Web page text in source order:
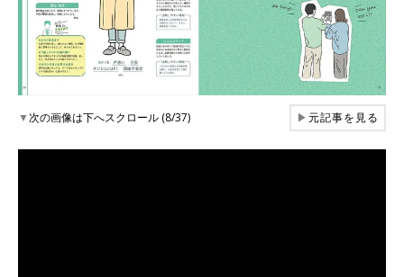
▼次の画像は下へスクロール (8/37) ▶元記事を見る